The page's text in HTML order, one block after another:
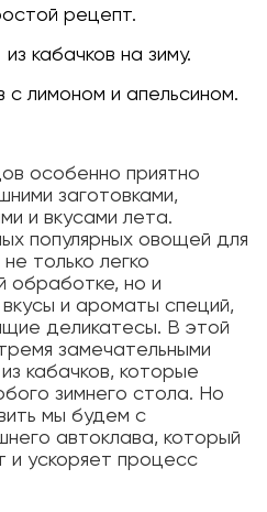
рецепт.
кабачков на зиму.
с лимоном и апельсином.
особенно приятно
заготовками,
и вкусами лета.
популярных овощей для
только легко
обработке, но и
и ароматы специй,
деликатесы. В этой
замечательными
кабачков, которые
зимнего стола. Но
мы будем с
автоклава, который
и ускоряет процесс